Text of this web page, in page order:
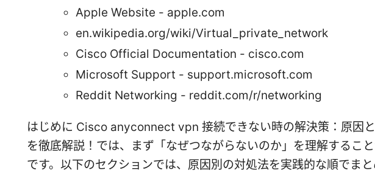
Apple Website - apple.com
en.wikipedia.org/wiki/Virtual_private_network
Cisco Official Documentation - cisco.com
Microsoft Support - support.microsoft.com
Reddit Networking - reddit.com/r/networking
はじめに Cisco anyconnect vpn 接続できない時の解決策：原因
を徹底解説！では、まず「なぜつながらないのか」を理解するこ
です。以下のセクションでは、原因別の対処法を実践的な順でま